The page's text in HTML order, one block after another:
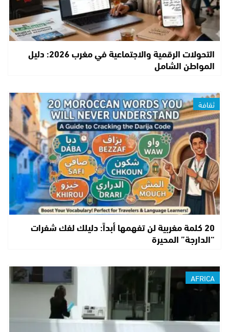
التحولات الرقمية والاجتماعية في مغرب 2026: دليل
المواطن الشامل
ثقافة
20 كلمة مغربية لن تفهمها أبداً: دليلك لفك شفرات
“الدارجة” المحيرة
AFRICA